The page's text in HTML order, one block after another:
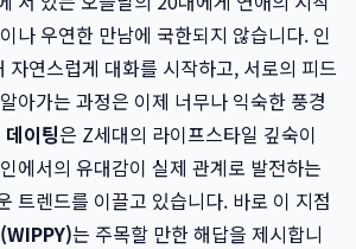
나 우연한 만남에 국한되지 않습니다. 인
자연스럽게 대화를 시작하고, 서로의 피드
아가는 과정은 이제 너무나 익숙한 풍경
이팅은 Z세대의 라이프스타일 깊숙이
에서의 유대감이 실제 관계로 발전하는
트렌드를 이끌고 있습니다. 바로 이 지점
는 주목할 만한 해답을 제시합니